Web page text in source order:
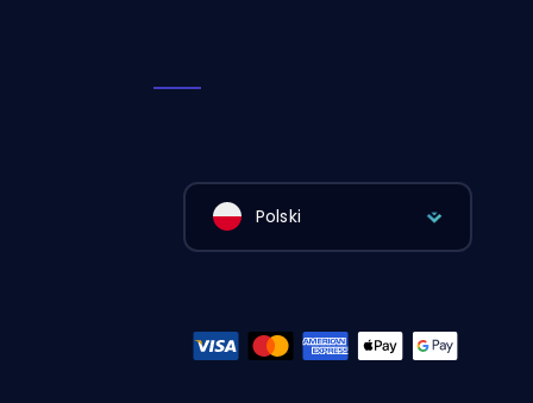
Polski